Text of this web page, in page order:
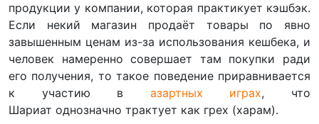
продукции у компании, которая практикует кэшбэк.
Если некий магазин продаёт товары по явно
завышенным ценам из-за использования кешбека, и
человек намеренно совершает там покупки ради
его получения, то такое поведение приравнивается
к участию в азартных играх, что
Шариат однозначно трактует как грех (харам).